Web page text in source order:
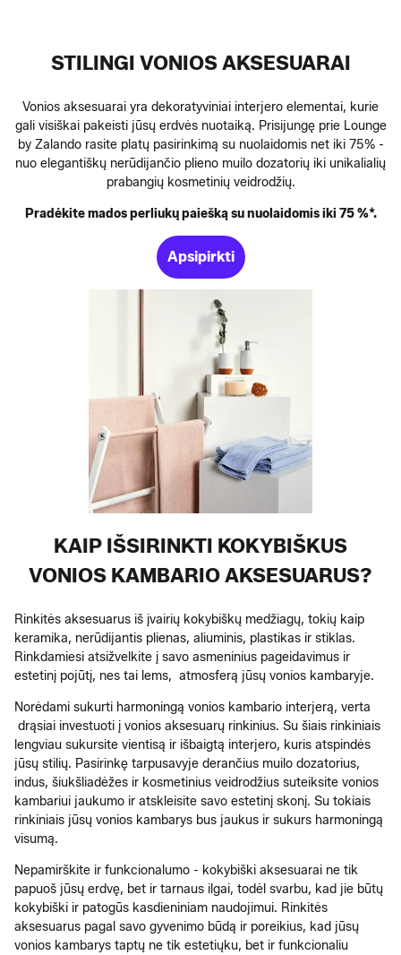
STILINGI VONIOS AKSESUARAI
Vonios aksesuarai yra dekoratyviniai interjero elementai, kurie
gali visiškai pakeisti jūsų erdvės nuotaiką. Prisijungę prie Lounge
by Zalando rasite platų pasirinkimą su nuolaidomis net iki 75% -
nuo elegantiškų nerūdijančio plieno muilo dozatorių iki unikalialių
prabangių kosmetinių veidrodžių.
Pradėkite mados perliukų paiešką su nuolaidomis iki 75 %*.
Apsipirkti
KAIP IŠSIRINKTI KOKYBIŠKUS
VONIOS KAMBARIO AKSESUARUS?
Rinkitės aksesuarus iš įvairių kokybiškų medžiagų, tokių kaip
keramika, nerūdijantis plienas, aliuminis, plastikas ir stiklas.
Rinkdamiesi atsižvelkite į savo asmeninius pageidavimus ir
estetinį pojūtį, nes tai lems, atmosferą jūsų vonios kambaryje.
Norėdami sukurti harmoningą vonios kambario interjerą, verta
drąsiai investuoti į vonios aksesuarų rinkinius. Su šiais rinkiniais
lengviau sukursite vientisą ir išbaigtą interjero, kuris atspindės
jūsų stilių. Pasirinkę tarpusavyje derančius muilo dozatorius,
indus, šiukšliadėžes ir kosmetinius veidrodžius suteiksite vonios
kambariui jaukumo ir atskleisite savo estetinį skonį. Su tokiais
rinkiniais jūsų vonios kambarys bus jaukus ir sukurs harmoningą
visumą.
Nepamirškite ir funkcionalumo - kokybiški aksesuarai ne tik
papuoš jūsų erdvę, bet ir tarnaus ilgai, todėl svarbu, kad jie būtų
kokybiški ir patogūs kasdieniniam naudojimui. Rinkitės
aksesuarus pagal savo gyvenimo būdą ir poreikius, kad jūsų
vonios kambarys taptų ne tik estetiųku, bet ir funkcionaliu